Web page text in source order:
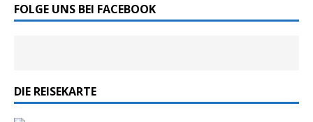
FOLGE UNS BEI FACEBOOK
DIE REISEKARTE